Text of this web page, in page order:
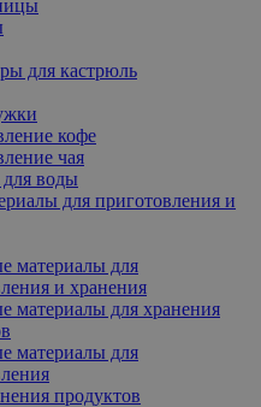
для кастрюль
кофе
чая
воды
для приготовления и
материалы для
и хранения
материалы для хранения
материалы для
продуктов